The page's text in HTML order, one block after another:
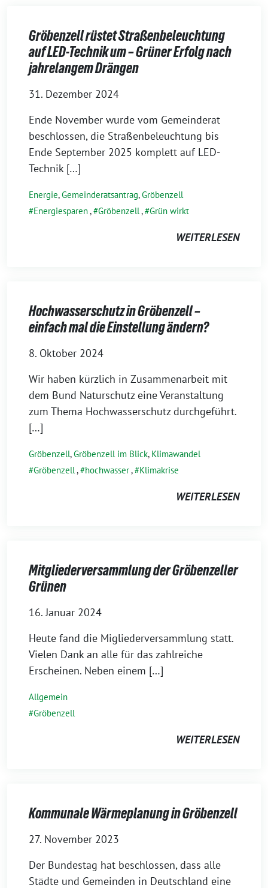
Gröbenzell rüstet Straßenbeleuchtung
auf LED-Technik um – Grüner Erfolg nach
jahrelangem Drängen
31. Dezember 2024
Ende November wurde vom Gemeinderat
beschlossen, die Straßenbeleuchtung bis
Ende September 2025 komplett auf LED-
Technik […]
Energie,Gemeinderatsantrag,Gröbenzell
Energiesparen, Gröbenzell, Grün wirkt
WEITERLESEN
Hochwasserschutz in Gröbenzell –
einfach mal die Einstellung ändern?
8. Oktober 2024
Wir haben kürzlich in Zusammenarbeit mit
dem Bund Naturschutz eine Veranstaltung
zum Thema Hochwasserschutz durchgeführt.
[…]
Gröbenzell,Gröbenzell im Blick, Klimawandel
Gröbenzell, hochwasser, Klimakrise
WEITERLESEN
Mitgliederversammlung der Gröbenzeller
Grünen
16. Januar 2024
Heute fand die Migliederversammlung statt.
Vielen Dank an alle für das zahlreiche
Erscheinen. Neben einem […]
Allgemein
Gröbenzell
WEITERLESEN
Kommunale Wärmeplanung in Gröbenzell
27. November 2023
Der Bundestag hat beschlossen, dass alle
Städte und Gemeinden in Deutschland eine